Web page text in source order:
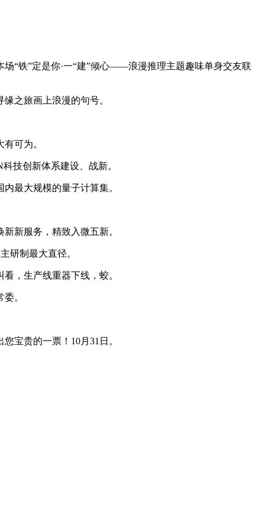
“铁”定是你·一“建”倾心——浪漫推理主题趣味单身交友联
之旅画上浪漫的句号。
可为。
技创新体系建设、战新。
最大规模的量子计算集。
新服务，精致入微五新。
研制最大直径。
，生产线重器下线，蛟。
。
宝贵的一票！10月31日。